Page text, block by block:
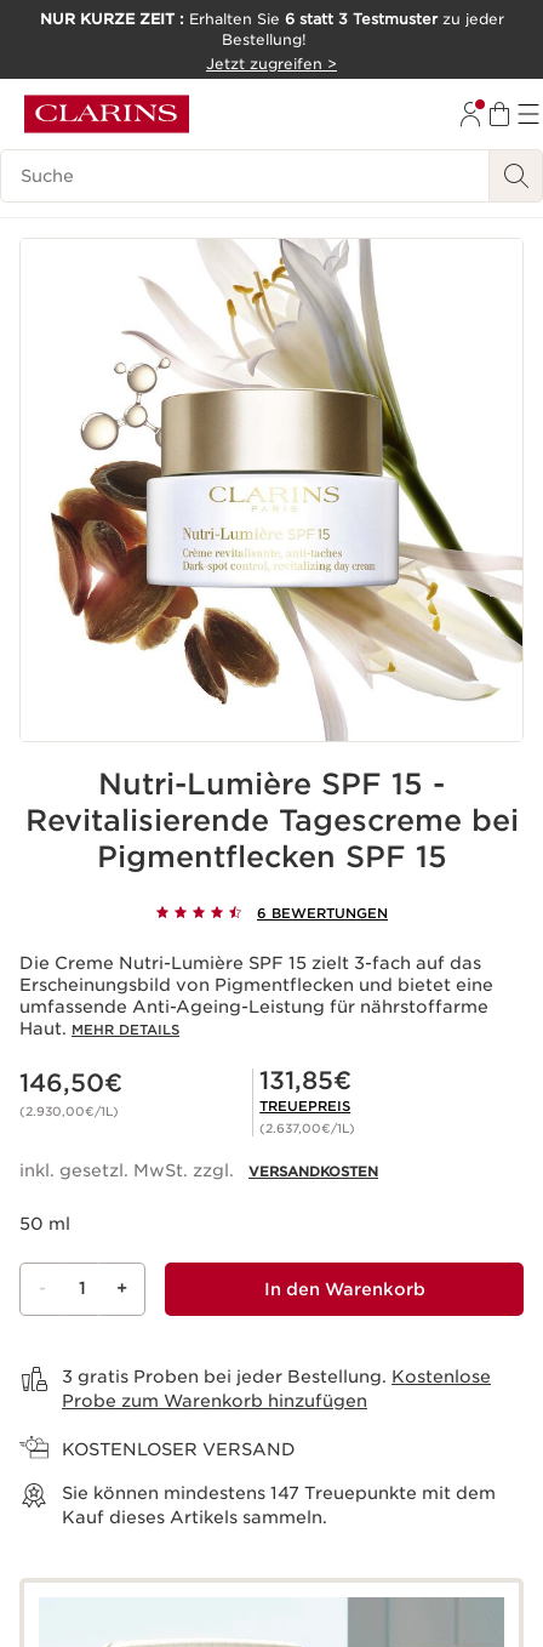
NUR KURZE ZEIT : Erhalten Sie 6 statt 3 Testmusterzu jeder
Bestellung!
Jetzt zugreifen >
Legende suchen
Nutri-Lumière SPF 15 -
Revitalisierende Tagescreme bei
Pigmentflecken SPF 15
6 BEWERTUNGEN
Die Creme Nutri-Lumière SPF 15 zielt 3-fach auf das
Erscheinungsbild von Pigmentflecken und bietet eine
umfassende Anti-Ageing-Leistung für nährstoffarme
Haut. MEHR DETAILS
Aktueller Preis 146,50€
146,50€
(2.930,00€/1L)
Mitgliederpreis 131,85€
131,85€
TREUEPREIS
(2.637,00€/1L)
inkl. gesetzl. MwSt. zzgl. VERSANDKOSTEN
50 ml
- 1 + In den Warenkorb
3 gratis Proben bei jeder Bestellung. Kostenlose
Probe zum Warenkorb hinzufügen
KOSTENLOSER VERSAND
Sie können mindestens 147 Treuepunkte mit dem
Kauf dieses Artikels sammeln.